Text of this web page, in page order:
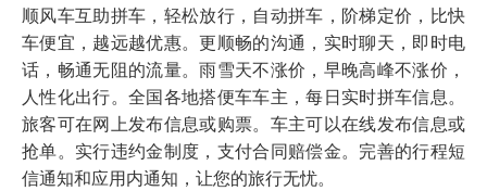
顺风车互助拼车，轻松放行，自动拼车，阶梯定价，比快
车便宜，越远越优惠。更顺畅的沟通，实时聊天，即时电
话，畅通无阻的流量。雨雪天不涨价，早晚高峰不涨价，
人性化出行。全国各地搭便车车主，每日实时拼车信息。
旅客可在网上发布信息或购票。车主可以在线发布信息或
抢单。实行违约金制度，支付合同赔偿金。完善的行程短
信通知和应用内通知，让您的旅行无忧。